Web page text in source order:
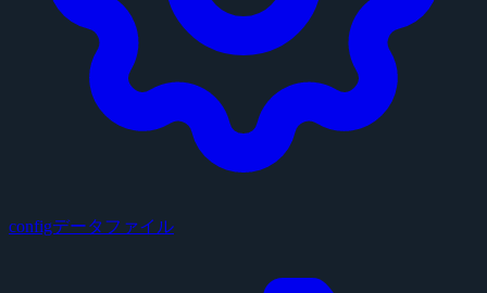
configデータファイル